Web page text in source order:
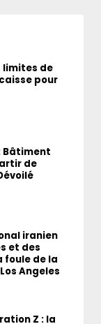
limites de
pour
Bâtiment
de
iranien
et des
foule de la
Angeles
Z : la